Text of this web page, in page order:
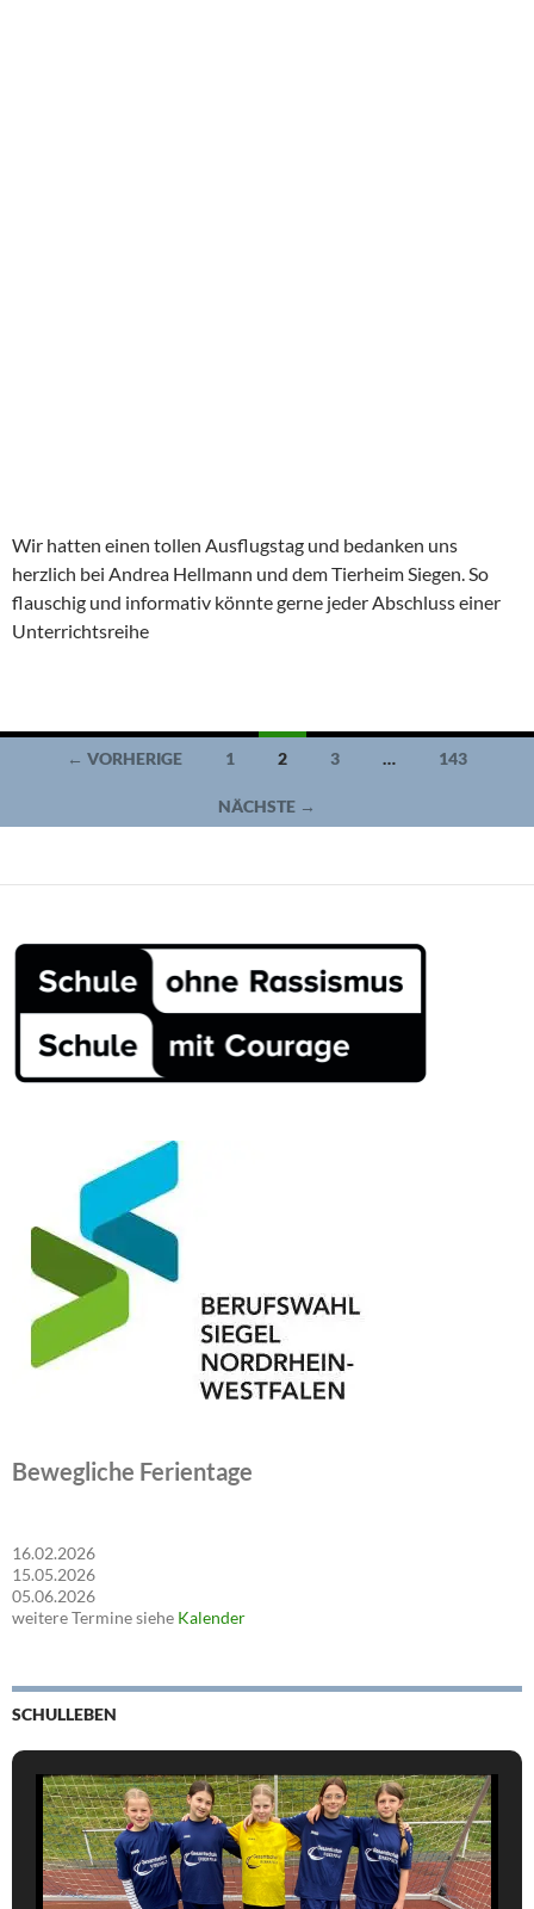
Wir hatten einen tollen Ausflugstag und bedanken uns
herzlich bei Andrea Hellmann und dem Tierheim Siegen. So
flauschig und informativ könnte gerne jeder Abschluss einer
Unterrichtsreihe
Beitragsnavigation
← VORHERIGE 1 2 3 … 143
NÄCHSTE →
Bewegliche Ferientage
16.02.2026
15.05.2026
05.06.2026
weitere Termine siehe Kalender
SCHULLEBEN